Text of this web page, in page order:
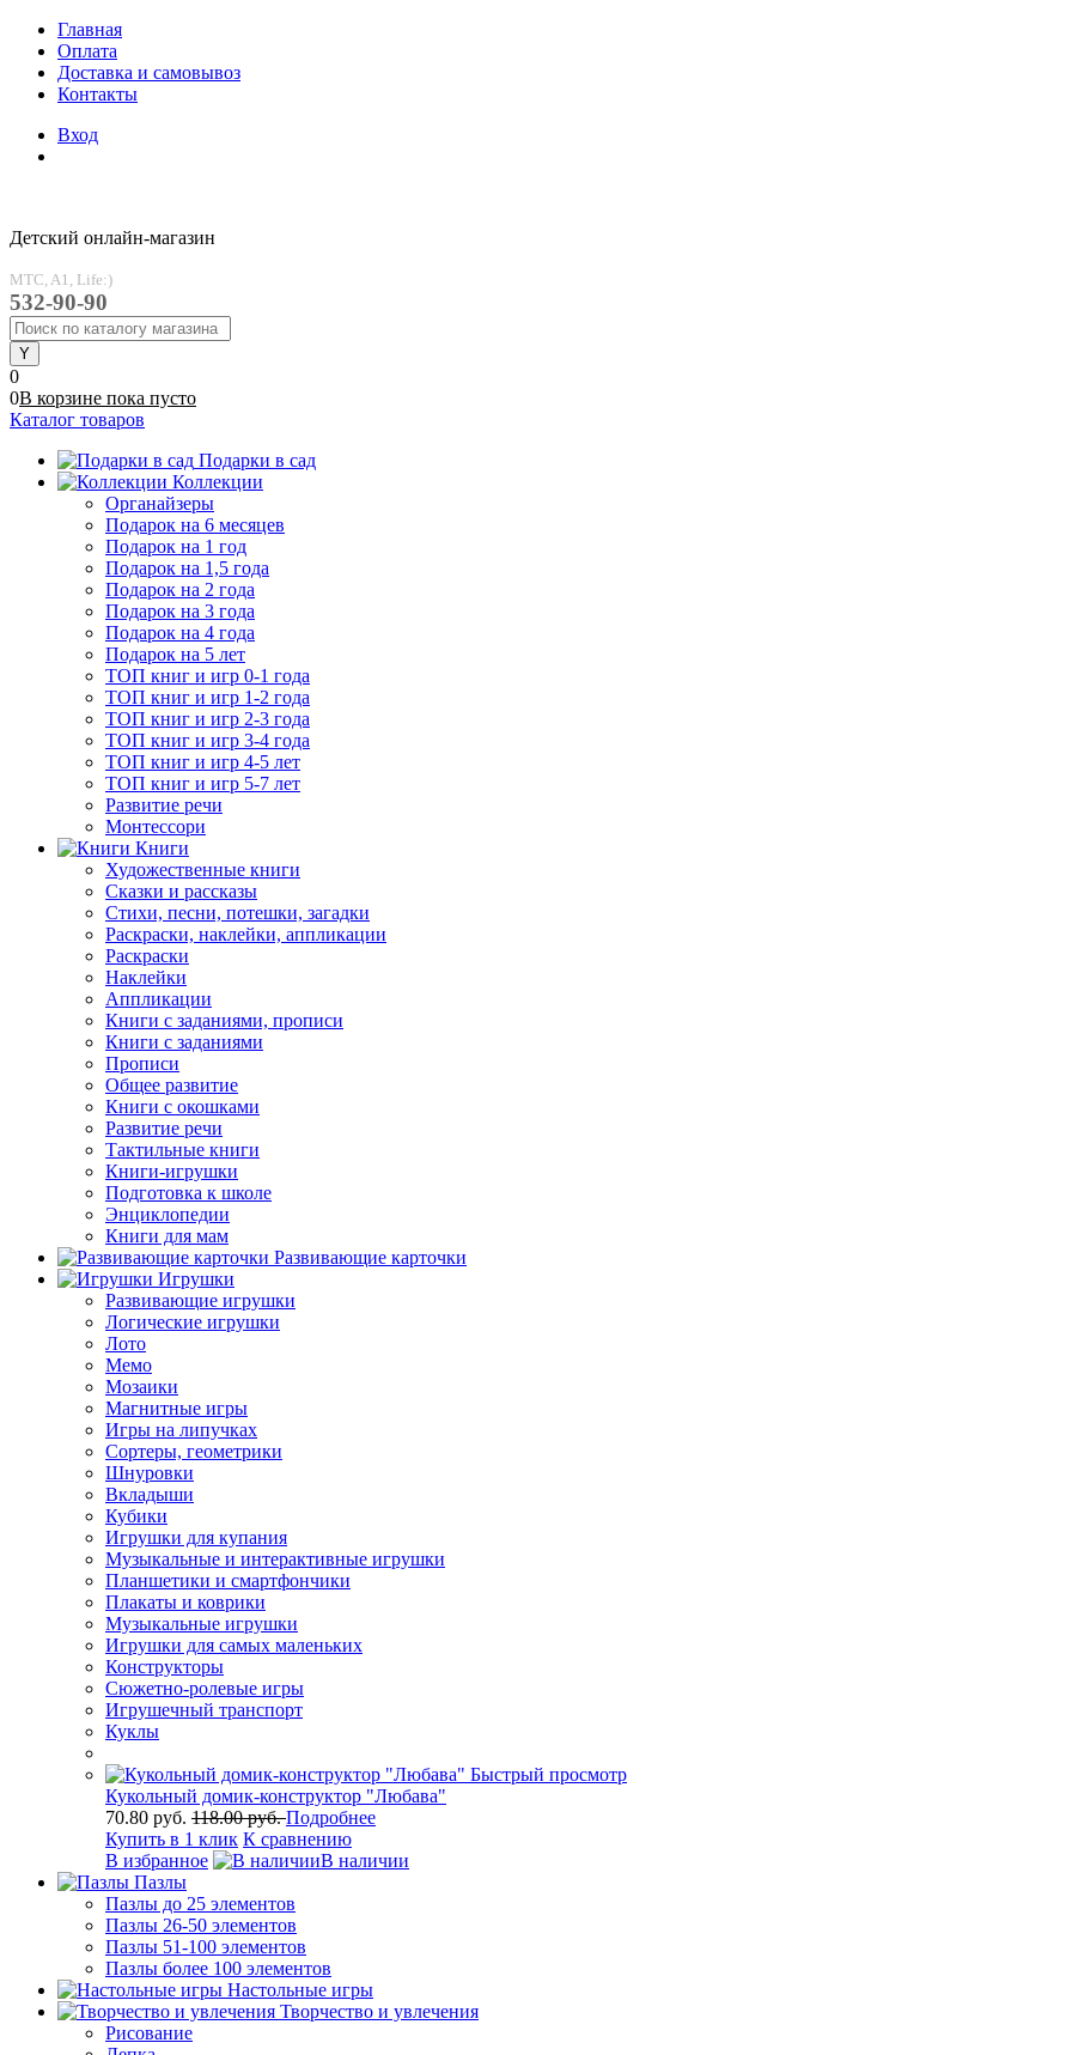
Главная
Оплата
Доставка и самовывоз
Контакты
Вход
Детский онлайн-магазин
MTC, A1, Life:)
532-90-90
0
0В корзине пока пусто
Каталог товаров
Подарки в сад
Коллекции
Органайзеры
Подарок на 6 месяцев
Подарок на 1 год
Подарок на 1,5 года
Подарок на 2 года
Подарок на 3 года
Подарок на 4 года
Подарок на 5 лет
ТОП книг и игр 0-1 года
ТОП книг и игр 1-2 года
ТОП книг и игр 2-3 года
ТОП книг и игр 3-4 года
ТОП книг и игр 4-5 лет
ТОП книг и игр 5-7 лет
Развитие речи
Монтессори
Книги
Художественные книги
Сказки и рассказы
Стихи, песни, потешки, загадки
Раскраски, наклейки, аппликации
Раскраски
Наклейки
Аппликации
Книги с заданиями, прописи
Книги с заданиями
Прописи
Общее развитие
Книги с окошками
Развитие речи
Тактильные книги
Книги-игрушки
Подготовка к школе
Энциклопедии
Книги для мам
Развивающие карточки
Игрушки
Развивающие игрушки
Логические игрушки
Лото
Мемо
Мозаики
Магнитные игры
Игры на липучках
Сортеры, геометрики
Шнуровки
Вкладыши
Кубики
Игрушки для купания
Музыкальные и интерактивные игрушки
Планшетики и смартфончики
Плакаты и коврики
Музыкальные игрушки
Игрушки для самых маленьких
Конструкторы
Сюжетно-ролевые игры
Игрушечный транспорт
Куклы
Быстрый просмотр
Кукольный домик-конструктор "Любава"
70.80 руб. 118.00 руб.Подробнее
Купить в 1 клик К сравнению
В избранное
В наличии
Пазлы
Пазлы до 25 элементов
Пазлы 26-50 элементов
Пазлы 51-100 элементов
Пазлы более 100 элементов
Настольные игры
Творчество и увлечения
Рисование